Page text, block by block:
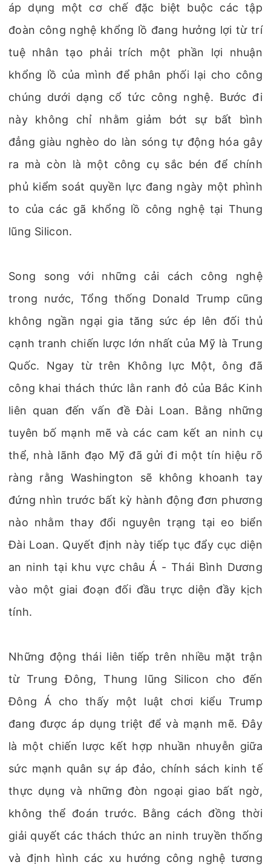
áp dụng một cơ chế đặc biệt buộc các tập
đoàn công nghệ khổng lồ đang hưởng lợi từ trí
tuệ nhân tạo phải trích một phần lợi nhuận
khổng lồ của mình để phân phối lại cho công
chúng dưới dạng cổ tức công nghệ. Bước đi
này không chỉ nhằm giảm bớt sự bất bình
đẳng giàu nghèo do làn sóng tự động hóa gây
ra mà còn là một công cụ sắc bén để chính
phủ kiểm soát quyền lực đang ngày một phình
to của các gã khổng lồ công nghệ tại Thung
lũng Silicon.
Song song với những cải cách công nghệ
trong nước, Tổng thống Donald Trump cũng
không ngần ngại gia tăng sức ép lên đối thủ
cạnh tranh chiến lược lớn nhất của Mỹ là Trung
Quốc. Ngay từ trên Không lực Một, ông đã
công khai thách thức lằn ranh đỏ của Bắc Kinh
liên quan đến vấn đề Đài Loan. Bằng những
tuyên bố mạnh mẽ và các cam kết an ninh cụ
thể, nhà lãnh đạo Mỹ đã gửi đi một tín hiệu rõ
ràng rằng Washington sẽ không khoanh tay
đứng nhìn trước bất kỳ hành động đơn phương
nào nhằm thay đổi nguyên trạng tại eo biển
Đài Loan. Quyết định này tiếp tục đẩy cục diện
an ninh tại khu vực châu Á - Thái Bình Dương
vào một giai đoạn đối đầu trực diện đầy kịch
tính.
Những động thái liên tiếp trên nhiều mặt trận
từ Trung Đông, Thung lũng Silicon cho đến
Đông Á cho thấy một luật chơi kiểu Trump
đang được áp dụng triệt để và mạnh mẽ. Đây
là một chiến lược kết hợp nhuần nhuyễn giữa
sức mạnh quân sự áp đảo, chính sách kinh tế
thực dụng và những đòn ngoại giao bất ngờ,
không thể đoán trước. Bằng cách đồng thời
giải quyết các thách thức an ninh truyền thống
và định hình các xu hướng công nghệ tương